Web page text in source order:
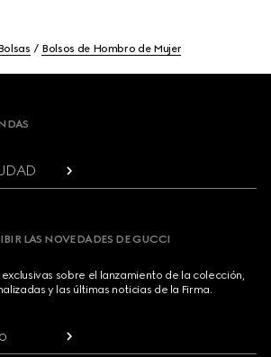
Bolsos de Hombro de Mujer
LAS NOVEDADES DE GUCCI
sobre el lanzamiento de la colección,
y las últimas noticias de la Firma.